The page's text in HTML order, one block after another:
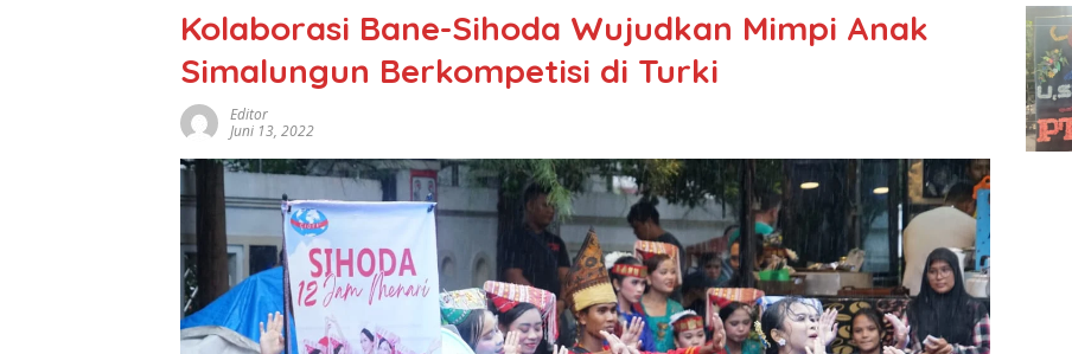
Kolaborasi Bane-Sihoda Wujudkan Mimpi Anak
Simalungun Berkompetisi di Turki
Editor
Juni 13, 2022